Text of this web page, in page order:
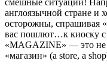
смешные ситуации!
англоязычной стране и
осторожны, спрашивая
вас пошлют…к киоску с
«MAGAZINE» — это
«магазин» (a store, a